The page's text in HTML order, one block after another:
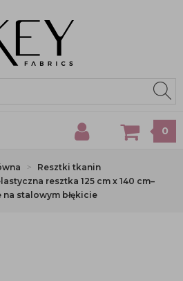
0
Resztki tkanin
resztka 125 cm x 140 cm–
na stalowym błękicie